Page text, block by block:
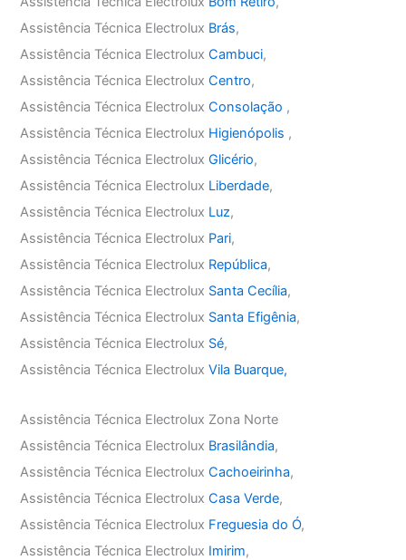
Assistência Técnica Electrolux Brás,
Assistência Técnica ElectroluxCambuci,
Assistência Técnica ElectroluxCentro,
Assistência Técnica ElectroluxConsolação ,
Assistência Técnica Electrolux Higienópolis ,
Assistência Técnica ElectroluxGlicério,
Assistência Técnica Electrolux Liberdade,
Assistência Técnica Electrolux Luz,
Assistência Técnica Electrolux Pari,
Assistência Técnica Electrolux República,
Assistência Técnica Electrolux Santa Cecília,
Assistência Técnica Electrolux Santa Efigênia,
Assistência Técnica Electrolux Sé,
Assistência Técnica ElectroluxVila Buarque,
Assistência Técnica Electrolux Zona Norte
Assistência Técnica Electrolux Brasilândia,
Assistência Técnica ElectroluxCachoeirinha,
Assistência Técnica ElectroluxCasa Verde,
Assistência Técnica Electrolux Freguesia do Ó,
Assistência Técnica Electrolux Imirim,